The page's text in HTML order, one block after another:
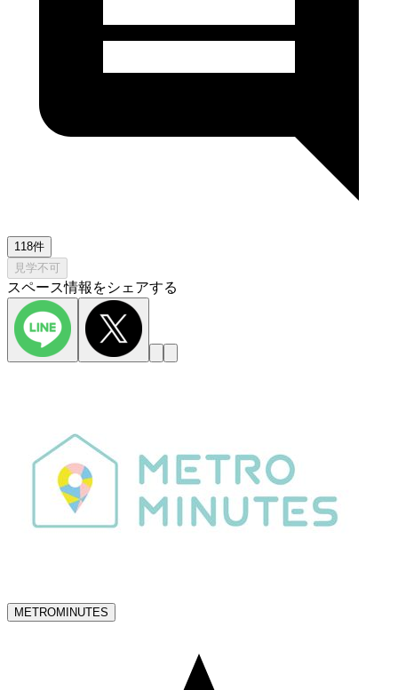
118件
見学不可
スペース情報をシェアする
METROMINUTES